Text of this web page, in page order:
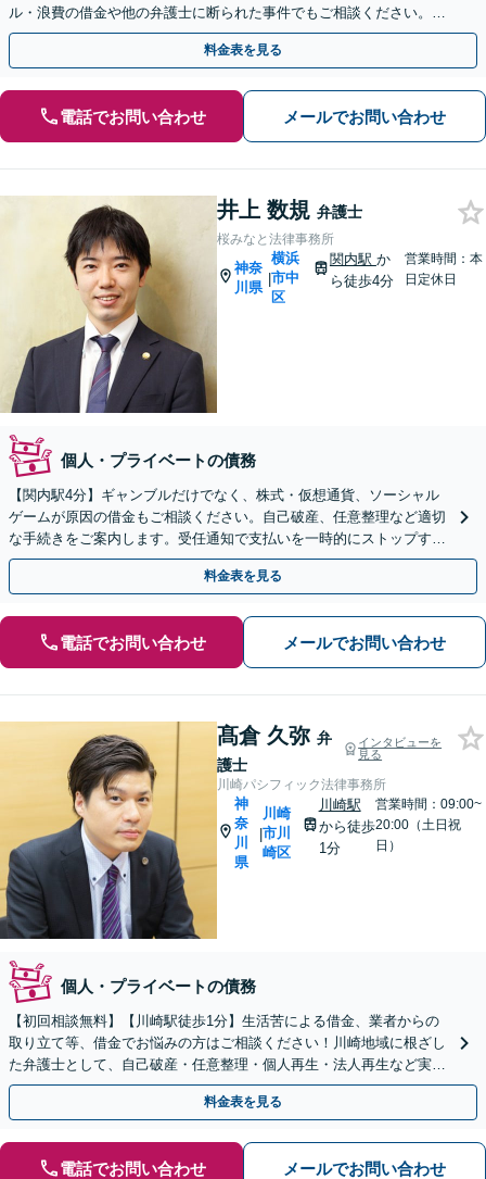
ル・浪費の借金や他の弁護士に断られた事件でもご相談ください。税
理士・司法書士有資格弁護士が対応。
料金表を見る
電話でお問い合わせ メールでお問い合わせ
井上 数規 弁護士
桜みなと法律事務所
神奈
川県
|
横浜
市中
区
関内駅 か
ら徒歩4分
営業時間：本
日定休日
個人・プライベートの債務
【関内駅4分】ギャンブルだけでなく、株式・仮想通貨、ソーシャル
ゲームが原因の借金もご相談ください。自己破産、任意整理など適切
な手続きをご案内します。受任通知で支払いを一時的にストップする
ことも【初回面談60分無料】【休日・夜間面談可】
料金表を見る
電話でお問い合わせ メールでお問い合わせ
髙倉 久弥 弁
護士
インタビューを
見る
川崎パシフィック法律事務所
神
奈
川
県
|
川崎
市川
崎区
川崎駅
から徒歩
1分
営業時間：09:00~
20:00（土日祝
日）
個人・プライベートの債務
【初回相談無料】【川崎駅徒歩1分】生活苦による借金、業者からの
取り立て等、借金でお悩みの方はご相談ください！川崎地域に根ざし
た弁護士として、自己破産・任意整理・個人再生・法人再生など実績
多数。あなたの人生の再スタートを全力で後押しします。
料金表を見る
電話でお問い合わせ メールでお問い合わせ